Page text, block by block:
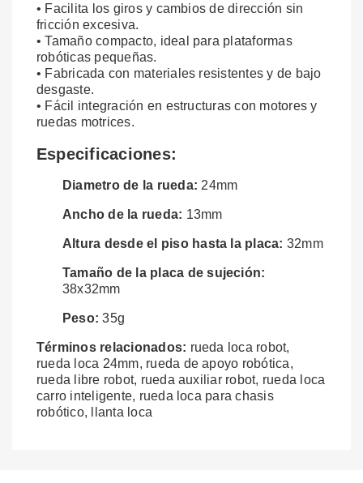
• Facilita los giros y cambios de dirección sin
fricción excesiva.
• Tamaño compacto, ideal para plataformas
robóticas pequeñas.
• Fabricada con materiales resistentes y de bajo
desgaste.
• Fácil integración en estructuras con motores y
ruedas motrices.
Especificaciones:
Diametro de la rueda: 24mm
Ancho de la rueda: 13mm
Altura desde el piso hasta la placa: 32mm
Tamaño de la placa de sujeción:
38x32mm
Peso: 35g
Términos relacionados: rueda loca robot,
rueda loca 24mm, rueda de apoyo robótica,
rueda libre robot, rueda auxiliar robot, rueda loca
carro inteligente, rueda loca para chasis
robótico, llanta loca